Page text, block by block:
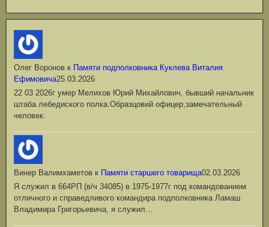
Олег Воронов к Памяти подполковника Куклева Виталия
Ефимовича25.03.2026
22 03 2026г умер Мелихов Юрий Михайлович, бывший начальник
штаба лебедиского полка.Образцовий офицер,замечательный
человек.
Винер Валимхаметов к Памяти старшего товарища02.03.2026
Я служил в 664РП (в/ч 34085) в 1975-1977г под командованием
отличного и справедливого командира подполковника Ламаш
Владимира Григорьевича, я служил…